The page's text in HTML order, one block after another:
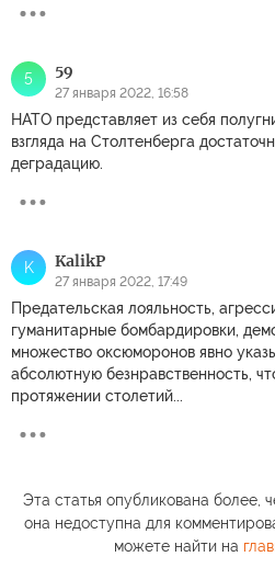
5 59
27 января 2022, 16:58
НАТО представляет из себя
взгляда на Столтенберга
деградацию.
K KalikP
27 января 2022, 17:49
Предательская лояльность,
гуманитарные бомбардировки,
множество оксюморонов явно
абсолютную безнравственность,
протяжении столетий...
Эта статья опубликована более,
она недоступна для
можете найти на